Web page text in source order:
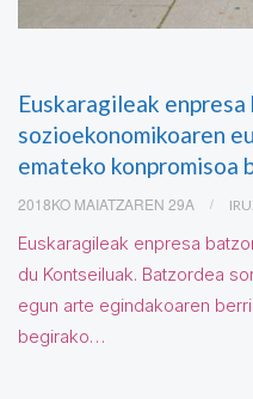
Euskaragileak
sozioekonomikoaren
emateko konpromisoa
2018KO MAIATZAREN 29A
Euskaragileak enpresa
du Kontseiluak. Batzordea
egun arte egindakoaren
begirako…